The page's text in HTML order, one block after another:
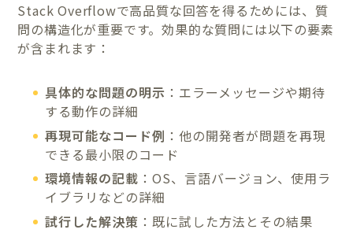
Stack Overflowで高品質な回答を得るためには、質
問の構造化が重要です。効果的な質問には以下の要素
が含まれます：
具体的な問題の明示 ：エラーメッセージや期待
する動作の詳細
再現可能なコード例 ：他の開発者が問題を再現
できる最小限のコード
環境情報の記載 ：OS、言語バージョン、使用ラ
イブラリなどの詳細
試行した解決策 ：既に試した方法とその結果